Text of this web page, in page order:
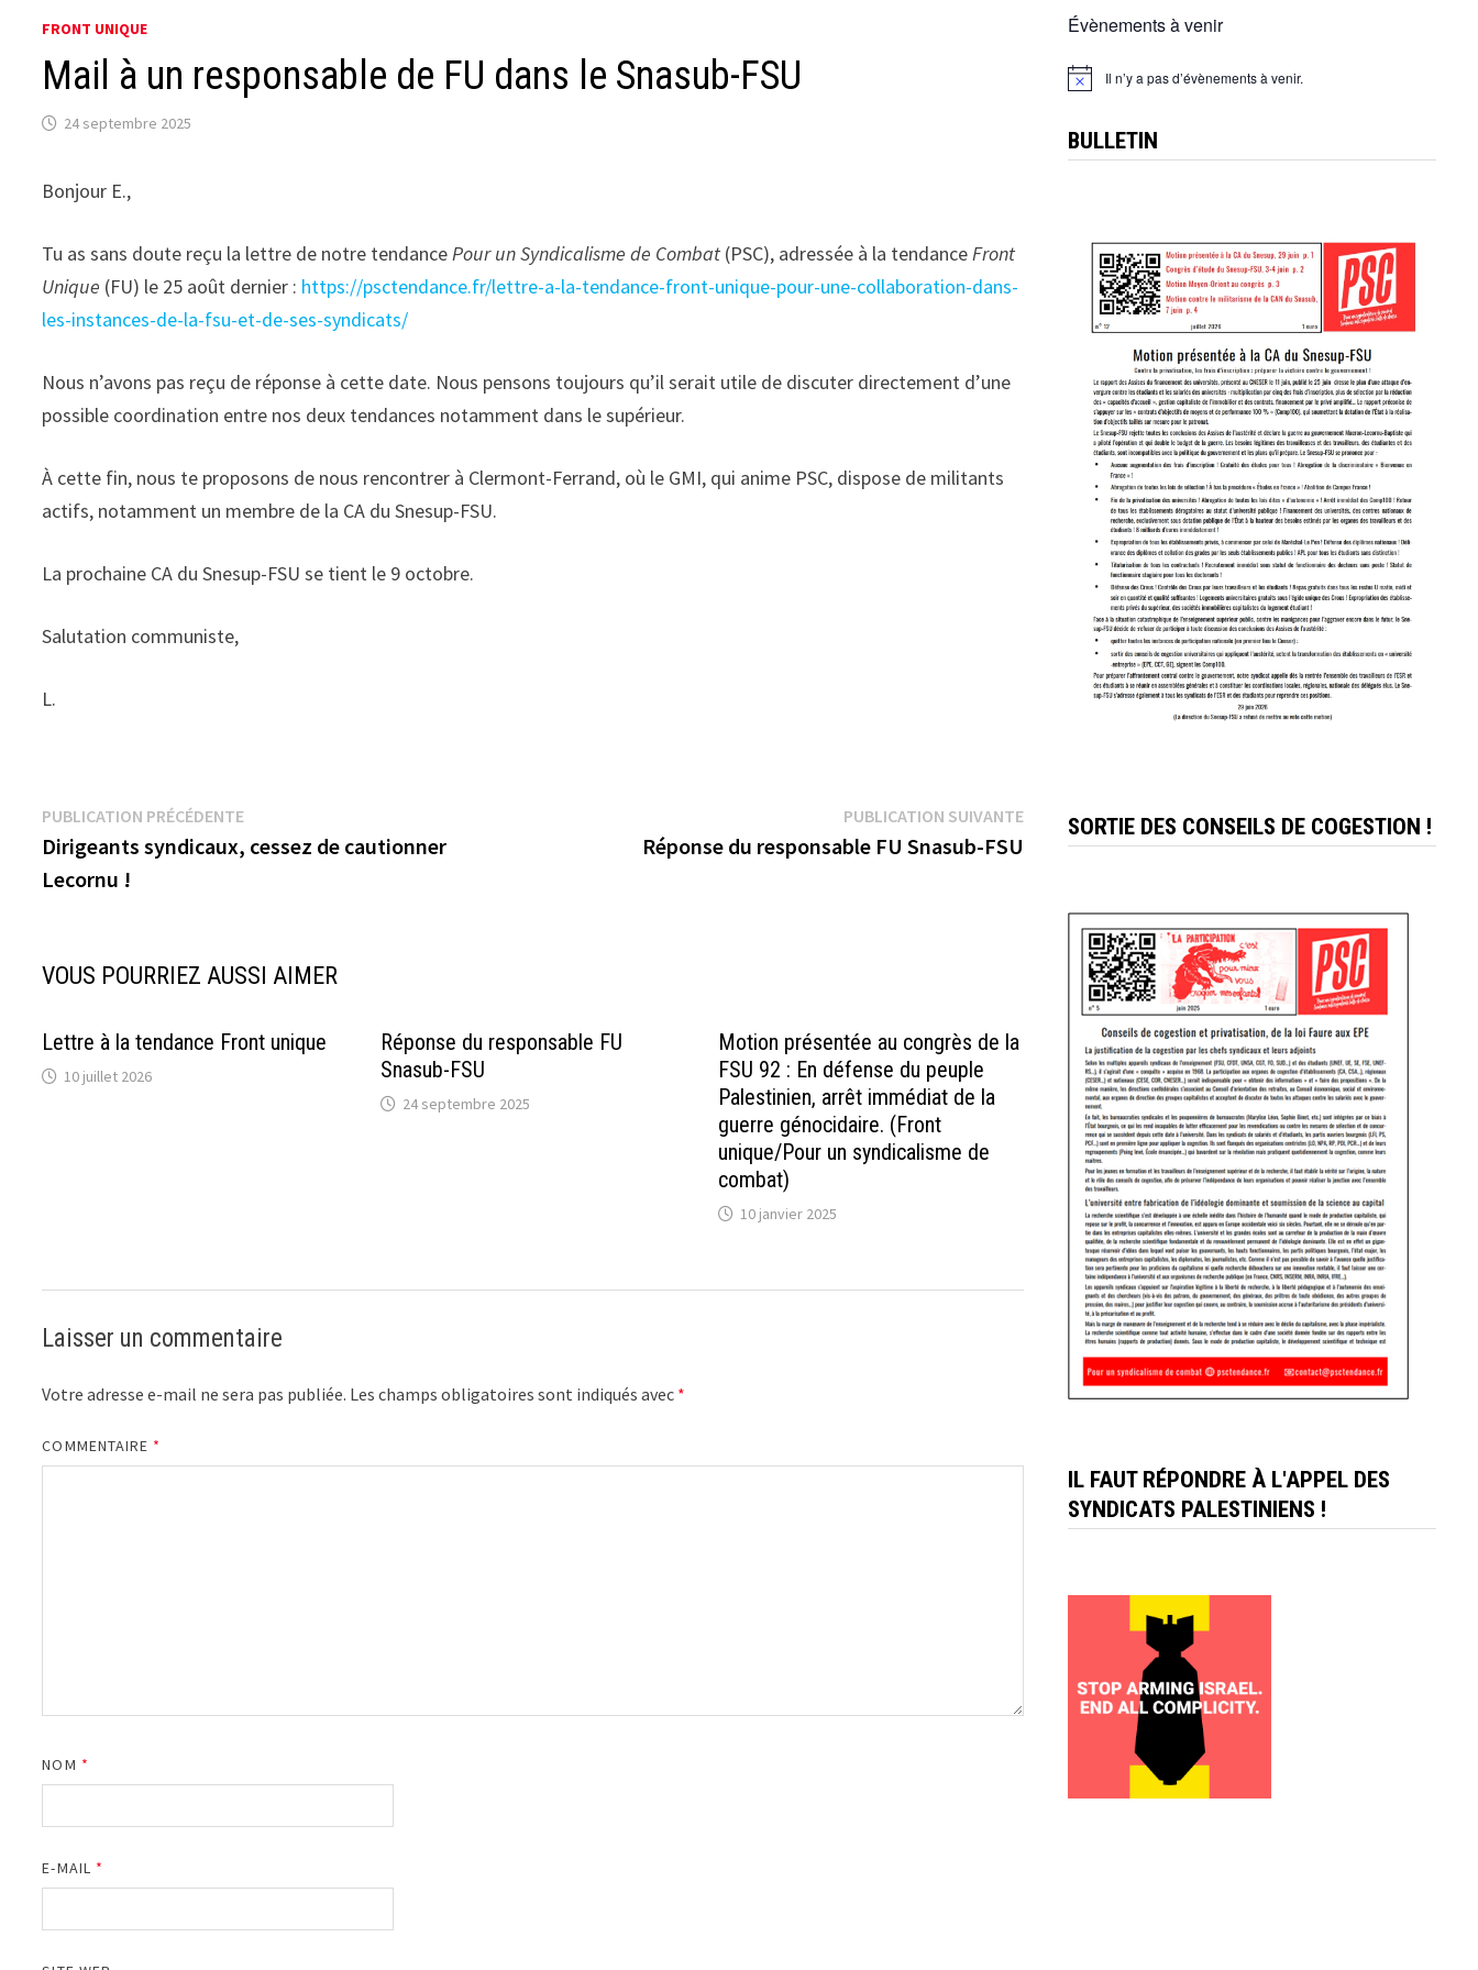
FRONT UNIQUE
Mail à un responsable de FU dans le Snasub-FSU
24 septembre 2025
Bonjour E.,
Tu as sans doute reçu la lettre de notre tendance Pour un Syndicalisme de Combat (PSC), adressée à la tendance Front
Unique (FU) le 25 août dernier : https://psctendance.fr/lettre-a-la-tendance-front-unique-pour-une-collaboration-dans-
les-instances-de-la-fsu-et-de-ses-syndicats/
Nous n’avons pas reçu de réponse à cette date. Nous pensons toujours qu’il serait utile de discuter directement d’une
possible coordination entre nos deux tendances notamment dans le supérieur.
À cette fin, nous te proposons de nous rencontrer à Clermont-Ferrand, où le GMI, qui anime PSC, dispose de militants
actifs, notamment un membre de la CA du Snesup-FSU.
La prochaine CA du Snesup-FSU se tient le 9 octobre.
Salutation communiste,
L.
Navigation
de
PUBLICATION PRÉCÉDENTEPublication
précédente :
Dirigeants syndicaux, cessez de cautionner
Lecornu !
PUBLICATION SUIVANTEPublication
suivante :
Réponse du responsable FU Snasub-FSU
VOUS POURRIEZ AUSSI AIMER
Lettre à la tendance Front unique
10 juillet 2026
Réponse du responsable FU
Snasub-FSU
24 septembre 2025
Motion présentée au congrès de la
FSU 92 : En défense du peuple
Palestinien, arrêt immédiat de la
guerre génocidaire. (Front
unique/Pour un syndicalisme de
combat)
10 janvier 2025
Laisser un commentaire
Votre adresse e-mail ne sera pas publiée. Les champs obligatoires sont indiqués avec *
COMMENTAIRE *
NOM *
E-MAIL *
Évènements à venir
Notice Il n’y a pas d’évènements à venir.
BULLETIN
SORTIE DES CONSEILS DE COGESTION !
IL FAUT RÉPONDRE À L'APPEL DES
SYNDICATS PALESTINIENS !